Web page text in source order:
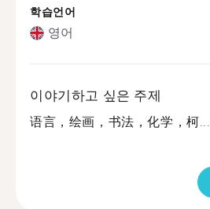
학습언어
영어
이야기하고 싶은 주제
语言，绘画，书法，化学，柯...